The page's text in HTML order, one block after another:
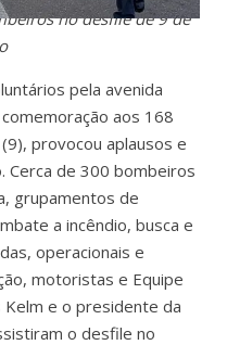
no desfile de 9 de
pela avenida
aos 168
provocou aplausos e
Cerca de 300 bombeiros
grupamentos de
a incêndio, busca e
operacionais e
motoristas e Equipe
Kelm e o presidente da
o desfile no